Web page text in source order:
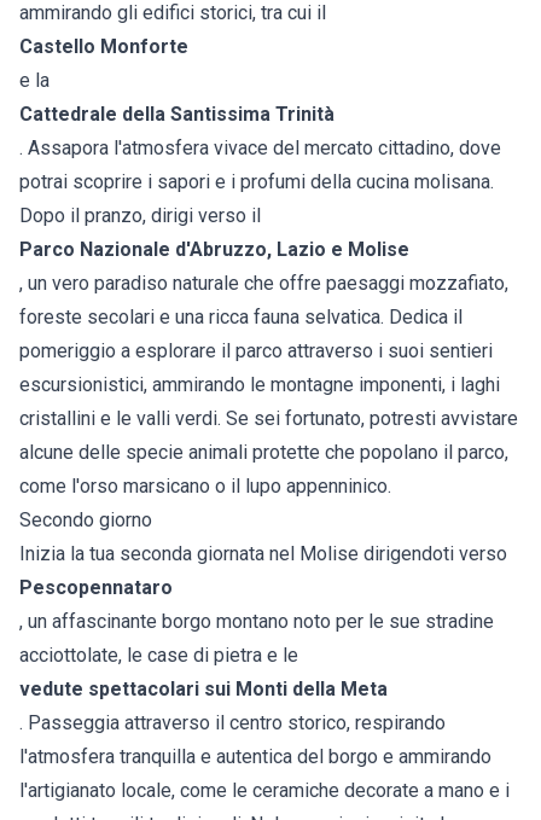
ammirando gli edifici storici, tra cui il
Castello Monforte
e la
Cattedrale della Santissima Trinità
. Assapora l'atmosfera vivace del mercato cittadino, dove
potrai scoprire i sapori e i profumi della cucina molisana.
Dopo il pranzo, dirigi verso il
Parco Nazionale d'Abruzzo, Lazio e Molise
, un vero paradiso naturale che offre paesaggi mozzafiato,
foreste secolari e una ricca fauna selvatica. Dedica il
pomeriggio a esplorare il parco attraverso i suoi sentieri
escursionistici, ammirando le montagne imponenti, i laghi
cristallini e le valli verdi. Se sei fortunato, potresti avvistare
alcune delle specie animali protette che popolano il parco,
come l'orso marsicano o il lupo appenninico.
Secondo giorno
Inizia la tua seconda giornata nel Molise dirigendoti verso
Pescopennataro
, un affascinante borgo montano noto per le sue stradine
acciottolate, le case di pietra e le
vedute spettacolari sui Monti della Meta
. Passeggia attraverso il centro storico, respirando
l'atmosfera tranquilla e autentica del borgo e ammirando
l'artigianato locale, come le ceramiche decorate a mano e i